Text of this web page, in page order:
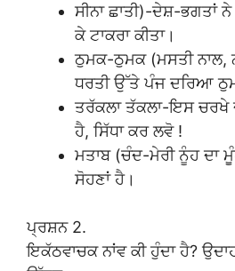
ਸੀਨਾ ਛਾਤੀ)-ਦੇਸ਼-ਭਗਤਾਂ ਨੇ
ਕੇ ਟਾਕਰਾ ਕੀਤਾ।
ਠੁਮਕ-ਠੁਮਕ (ਮਸਤੀ ਨਾਲ,
ਧਰਤੀ ਉੱਤੇ ਪੰਜ ਦਰਿਆ
ਤਰੱਕਲਾ ਤੱਕਲਾ-ਇਸ ਚਰਖੇ
ਹੈ, ਸਿੱਧਾ ਕਰ ਲਵੋ !
ਮਤਾਬ (ਚੰਦ-ਮੇਰੀ ਨੂੰਹ ਦਾ
ਸੋਹਣਾਂ ਹੈ।
ਪ੍ਰਸ਼ਨ 2.
ਇਕੱਠਵਾਚਕ ਨਾਂਵ ਕੀ ਹੁੰਦਾ ਹੈ?